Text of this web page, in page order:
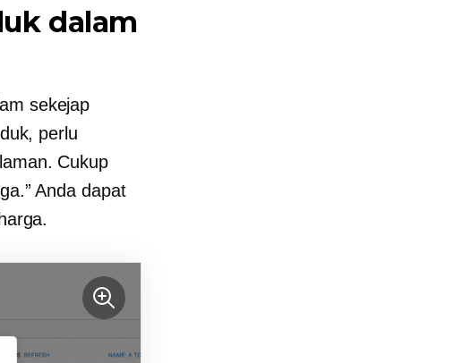
dalam
sekejap
perlu
Cukup
Anda dapat